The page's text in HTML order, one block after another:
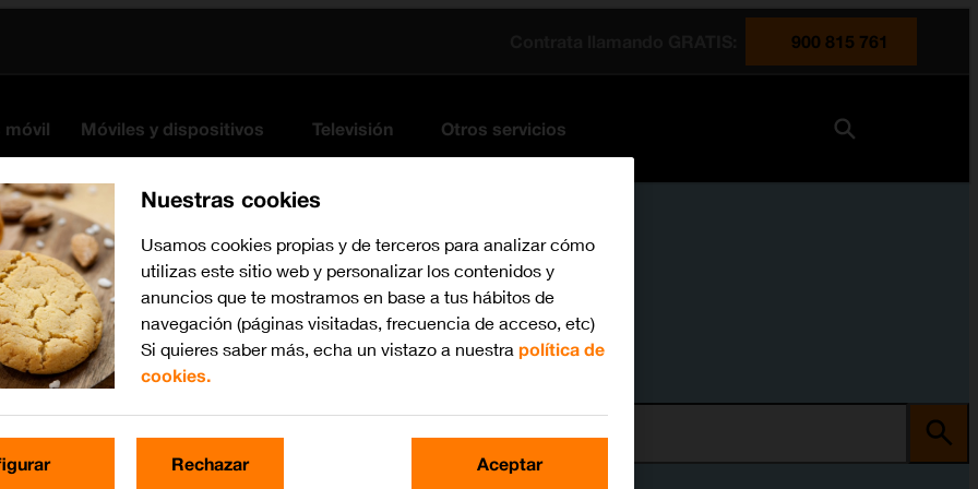
900 815 761
móvil Móviles y dispositivos Televisión Otros servicios
Nuestras cookies
Usamos cookies propias y de terceros para analizar cómo
utilizas este sitio web y personalizar los contenidos y
anuncios que te mostramos en base a tus hábitos de
navegación (páginas visitadas, frecuencia de acceso, etc)
Si quieres saber más, echa un vistazo a nuestra política de
cookies.
Rechazar Aceptar